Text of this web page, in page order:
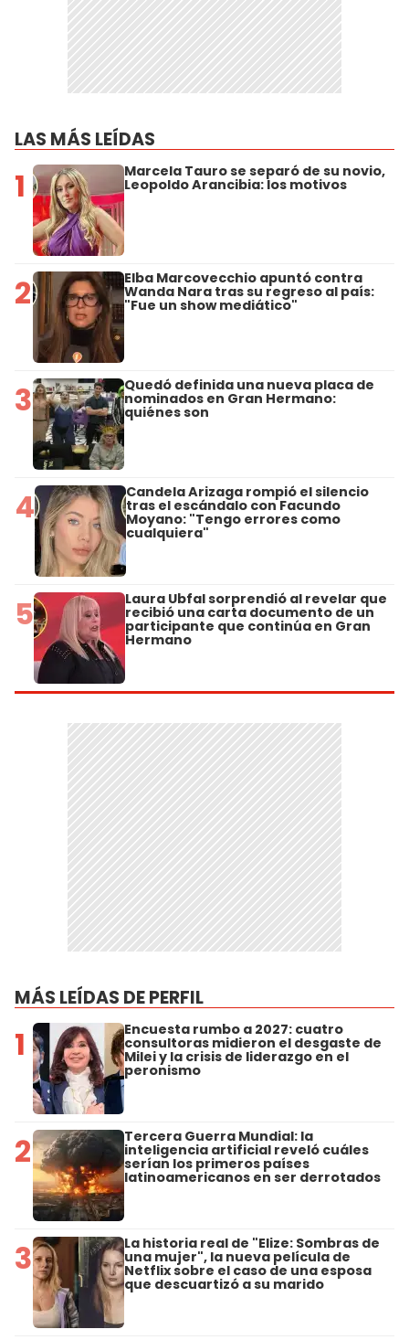
LAS MÁS LEÍDAS
1 Marcela Tauro se separó de su novio,
Leopoldo Arancibia: los motivos
2 Elba Marcovecchio apuntó contra
Wanda Nara tras su regreso al país:
"Fue un show mediático"
3 Quedó definida una nueva placa de
nominados en Gran Hermano:
quiénes son
4 Candela Arizaga rompió el silencio
tras el escándalo con Facundo
Moyano: "Tengo errores como
cualquiera"
5 Laura Ubfal sorprendió al revelar que
recibió una carta documento de un
participante que continúa en Gran
Hermano
MÁS LEÍDAS DE PERFIL
1 Encuesta rumbo a 2027: cuatro
consultoras midieron el desgaste de
Milei y la crisis de liderazgo en el
peronismo
2 Tercera Guerra Mundial: la
inteligencia artificial reveló cuáles
serían los primeros países
latinoamericanos en ser derrotados
3 La historia real de "Elize: Sombras de
una mujer", la nueva película de
Netflix sobre el caso de una esposa
que descuartizó a su marido